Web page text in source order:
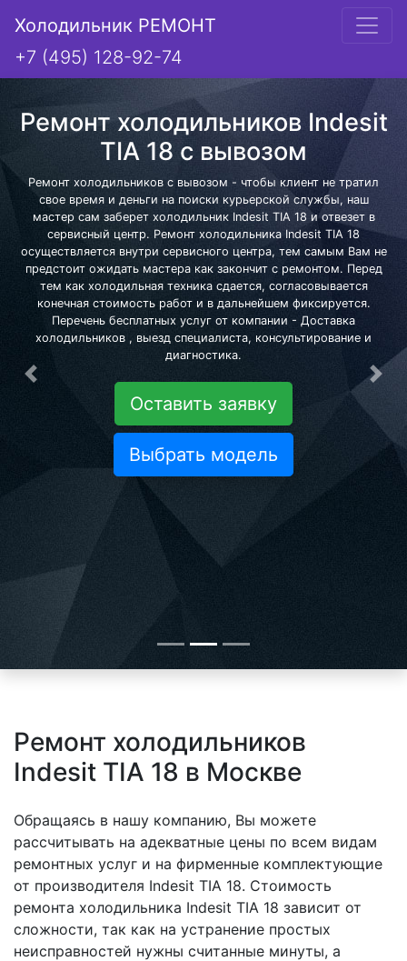
Холодильник РЕМОНТ
+7 (495) 128-92-74
Ремонт холодильников Indesit
TIA 18 с вывозом
Ремонт холодильников с вывозом - чтобы клиент не тратил
свое время и деньги на поиски курьерской службы, наш
мастер сам заберет холодильник Indesit TIA 18 и отвезет в
сервисный центр. Ремонт холодильника Indesit TIA 18
осуществляется внутри сервисного центра, тем самым Вам не
предстоит ожидать мастера как закончит с ремонтом. Перед
тем как холодильная техника сдается, согласовывается
конечная стоимость работ и в дальнейшем фиксируется.
Перечень бесплатных услуг от компании - Доставка
холодильников , выезд специалиста, консультирование и
диагностика.
Оставить заявку
Выбрать модель
Предыдущая
Ремонт холодильников
Indesit TIA 18 в Москве
Обращаясь в нашу компанию, Вы можете
рассчитывать на адекватные цены по всем видам
ремонтных услуг и на фирменные комплектующие
от производителя Indesit TIA 18. Стоимость
ремонта холодильника Indesit TIA 18 зависит от
сложности, так как на устранение простых
неисправностей нужны считанные минуты, а